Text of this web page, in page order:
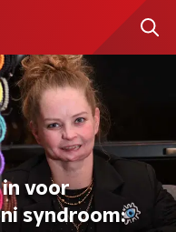
voor
syndroom: